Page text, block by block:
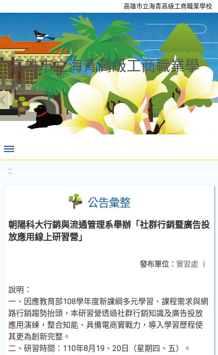
高雄市立海青高級工商職業學校
高雄市立海青高級工商職業學
校
:::
公告彙整
朝陽科大行銷與流通管理系舉辦「社群行銷暨廣告投
放應用線上研習營」
發布單位： 實習處 |
說明：
一、因應教育部108學年度新課綱多元學習、課程需求與網
路行銷趨勢抬頭，本研習營透過社群行銷知識及廣告投放
應用演練，整合知能、具備電商實戰力，導入學習歷程使
其更為創新完整。
二、研習時間：110年8月19、20日（星期四、五）。